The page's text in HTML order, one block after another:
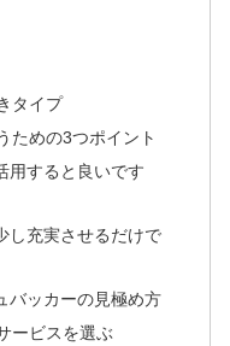
タイプ
ための3つポイント
用すると良いです
し充実させるだけで
バッカーの見極め方
ービスを選ぶ